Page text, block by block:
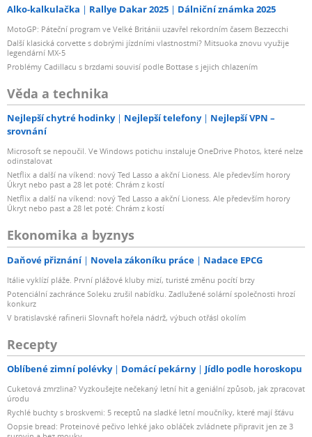
Alko-kalkulačka Rallye Dakar 2025 Dálniční známka 2025
MotoGP: Páteční program ve Velké Británii uzavřel rekordním časem Bezzecchi
Další klasická corvette s dobrými jízdními vlastnostmi? Mitsuoka znovu využije
legendární MX-5
Problémy Cadillacu s brzdami souvisí podle Bottase s jejich chlazením
Věda a technika
Nejlepší chytré hodinky Nejlepší telefony
Nejlepší VPN –
srovnání
Microsoft se nepoučil. Ve Windows potichu instaluje OneDrive Photos, které nelze
odinstalovat
Netflix a další na víkend: nový Ted Lasso a akční Lioness. Ale především horory
Úkryt nebo past a 28 let poté: Chrám z kostí
Netflix a další na víkend: nový Ted Lasso a akční Lioness. Ale především horory
Úkryt nebo past a 28 let poté: Chrám z kostí
Ekonomika a byznys
Daňové přiznání Novela zákoníku práce Nadace EPCG
Itálie vyklízí pláže. První plážové kluby mizí, turisté změnu pocítí brzy
Potenciální zachránce Soleku zrušil nabídku. Zadlužené solární společnosti hrozí
konkurz
V bratislavské rafinerii Slovnaft hořela nádrž, výbuch otřásl okolím
Recepty
Oblíbené zimní polévky Domácí pekárny Jídlo podle horoskopu
Cuketová zmrzlina? Vyzkoušejte nečekaný letní hit a geniální způsob, jak zpracovat
úrodu
Rychlé buchty s broskvemi: 5 receptů na sladké letní moučníky, které mají šťávu
Oopsie bread: Proteinové pečivo lehké jako obláček zvládnete připravit jen ze 3